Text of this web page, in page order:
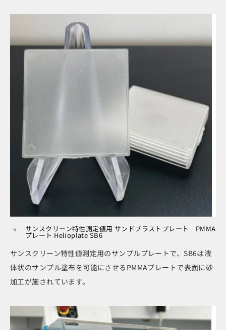
サンスクリーン特性測定値用 サンドブラストプレート PMMA
プレート Helioplate SB6
サンスクリーン特性値測定用のサンプルプレートで、SB6は液
体状のサンプル塗布を可能にさせるPMMAプレートで表面に砂
加工が施されています。